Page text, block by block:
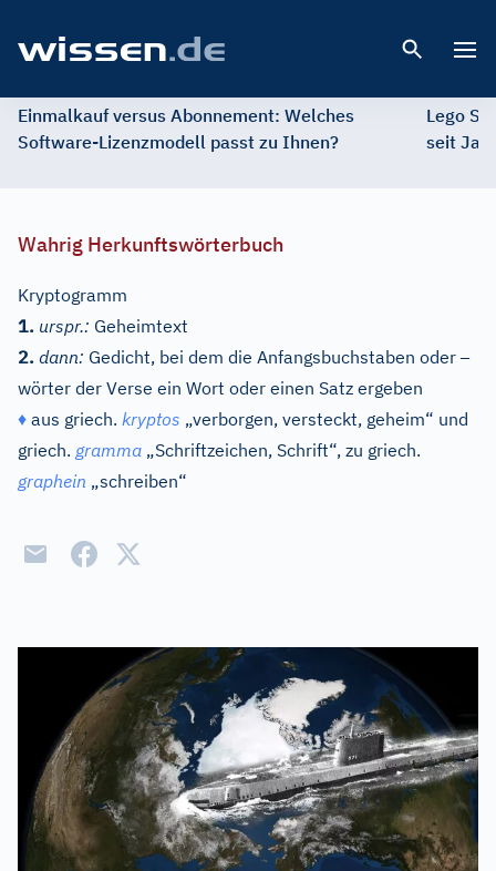
Einmalkauf versus Abonnement: Welches
Software-Lizenzmodell passt zu Ihnen?
Lego
seit
Wahrig Herkunftswörterbuch
Kryptogramm
1. urspr.: Geheimtext
2. dann: Gedicht, bei dem die Anfangsbuchstaben oder–
wörter der Verse ein Wort oder einen Satz ergeben
♦ aus griech. kryptos „verborgen, versteckt, geheim“ und
griech. gramma „Schriftzeichen, Schrift“, zu griech.
graphein „schreiben“